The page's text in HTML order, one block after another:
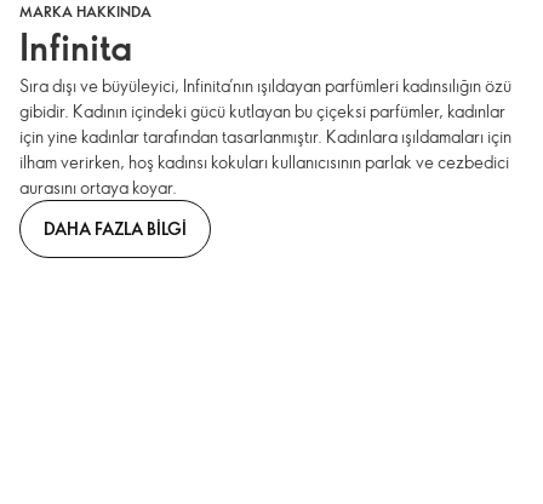
MARKA HAKKINDA
Infinita
Sıra dışı ve büyüleyici, Infinita’nın ışıldayan parfümleri kadınsılığın özü
gibidir. Kadının içindeki gücü kutlayan bu çiçeksi parfümler, kadınlar
için yine kadınlar tarafından tasarlanmıştır. Kadınlara ışıldamaları için
ilham verirken, hoş kadınsı kokuları kullanıcısının parlak ve cezbedici
aurasını ortaya koyar.
DAHA FAZLA BILGI